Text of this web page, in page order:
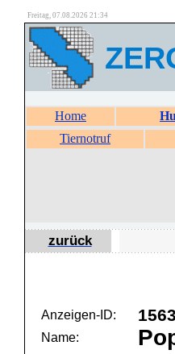
Freitag, 07.08.2026 21:34
Home
Tiernotruf
zurück
Anzeigen-ID:
Name: